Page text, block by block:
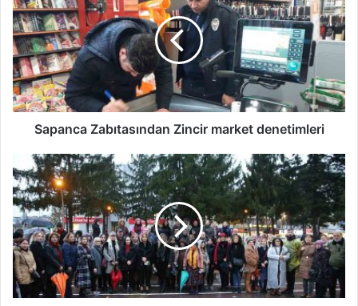
Zincir
market
denetimleri
Sapanca Zabıtasından Zincir market denetimleri
Sakarya
Barosu’ndan
çocuk
istismarına
karşı
açıklama